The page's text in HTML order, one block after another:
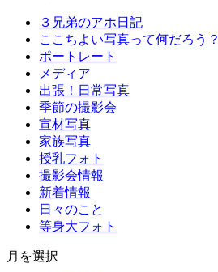
３兄弟のアホ日記
ここちよい写真って何だろう？
ポートレート
メディア
出張！日常写真
季節の撮影会
宣材写真
家族写真
授乳フォト
撮影会情報
新着情報
日々のこと
等身大フォト
月を選択